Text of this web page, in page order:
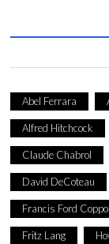
Abel Ferrara
Alfred Hitchcock
Claude Chabrol
David DeCoteau
Francis Ford
Fritz Lang